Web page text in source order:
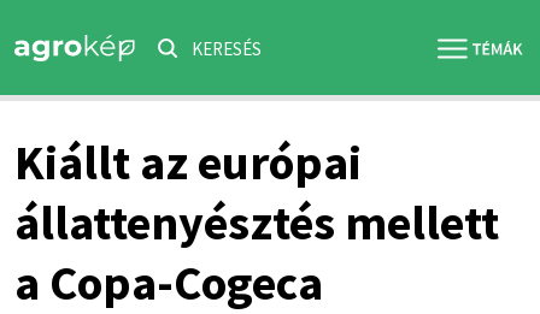
KERESÉS
Kiállt az európai
állattenyésztés mellett
a Copa-Cogeca